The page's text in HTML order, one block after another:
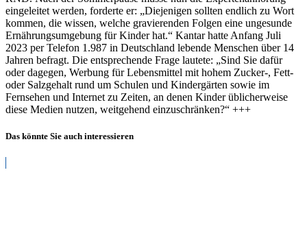
eingeleitet werden, forderte er: „Diejenigen sollten endlich zu Wort
kommen, die wissen, welche gravierenden Folgen eine ungesunde
Ernährungsumgebung für Kinder hat.“ Kantar hatte Anfang Juli
2023 per Telefon 1.987 in Deutschland lebende Menschen über 14
Jahren befragt. Die entsprechende Frage lautete: „Sind Sie dafür
oder dagegen, Werbung für Lebensmittel mit hohem Zucker-, Fett-
oder Salzgehalt rund um Schulen und Kindergärten sowie im
Fernsehen und Internet zu Zeiten, an denen Kinder üblicherweise
diese Medien nutzen, weitgehend einzuschränken?“ +++
Das könnte Sie auch interessieren